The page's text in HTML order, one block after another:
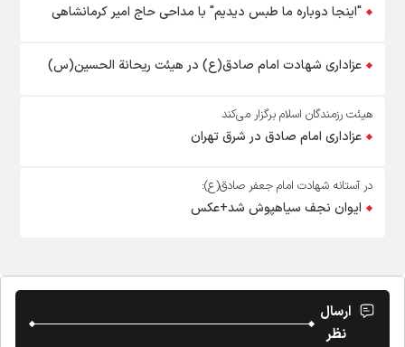
"اینجا دوباره ما طبس دیدیم" با مداحی حاج امیر کرمانشاهی
عزاداری شهادت امام صادق(ع) در هیئت ریحانة الحسین(س)
هیئت رزمندگان اسلام برگزار می‌کند
عزاداری امام صادق در شرق تهران
در آستانه شهادت امام جعفر صادق(ع):
ایوان نجف سیاهپوش شد+عکس
ارسال
نظر